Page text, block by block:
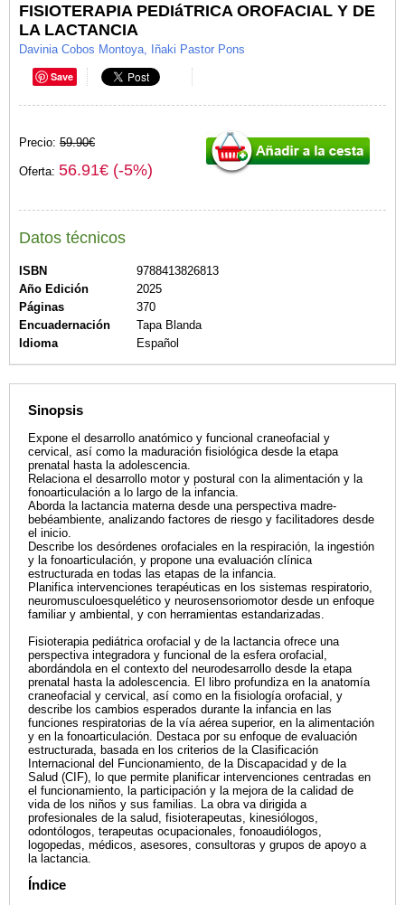
FISIOTERAPIA PEDIáTRICA OROFACIAL Y DE
LA LACTANCIA
Davinia Cobos Montoya, Iñaki Pastor Pons
Save
Precio: 59.90€
Oferta: 56.91€ (-5%)
Datos técnicos
ISBN
9788413826813
Año Edición
2025
Páginas
370
Encuadernación
Tapa Blanda
Idioma
Español
Sinopsis
Expone el desarrollo anatómico y funcional craneofacial y
cervical, así como la maduración fisiológica desde la etapa
prenatal hasta la adolescencia.
Relaciona el desarrollo motor y postural con la alimentación y la
fonoarticulación a lo largo de la infancia.
Aborda la lactancia materna desde una perspectiva madre-
bebéambiente, analizando factores de riesgo y facilitadores desde
el inicio.
Describe los desórdenes orofaciales en la respiración, la ingestión
y la fonoarticulación, y propone una evaluación clínica
estructurada en todas las etapas de la infancia.
Planifica intervenciones terapéuticas en los sistemas respiratorio,
neuromusculoesquelético y neurosensoriomotor desde un enfoque
familiar y ambiental, y con herramientas estandarizadas.
Fisioterapia pediátrica orofacial y de la lactancia ofrece una
perspectiva integradora y funcional de la esfera orofacial,
abordándola en el contexto del neurodesarrollo desde la etapa
prenatal hasta la adolescencia. El libro profundiza en la anatomía
craneofacial y cervical, así como en la fisiología orofacial, y
describe los cambios esperados durante la infancia en las
funciones respiratorias de la vía aérea superior, en la alimentación
y en la fonoarticulación. Destaca por su enfoque de evaluación
estructurada, basada en los criterios de la Clasificación
Internacional del Funcionamiento, de la Discapacidad y de la
Salud (CIF), lo que permite planificar intervenciones centradas en
el funcionamiento, la participación y la mejora de la calidad de
vida de los niños y sus familias. La obra va dirigida a
profesionales de la salud, fisioterapeutas, kinesiólogos,
odontólogos, terapeutas ocupacionales, fonoaudiólogos,
logopedas, médicos, asesores, consultoras y grupos de apoyo a
la lactancia.
Índice